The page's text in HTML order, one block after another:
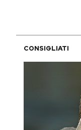
CONSIGLIATI